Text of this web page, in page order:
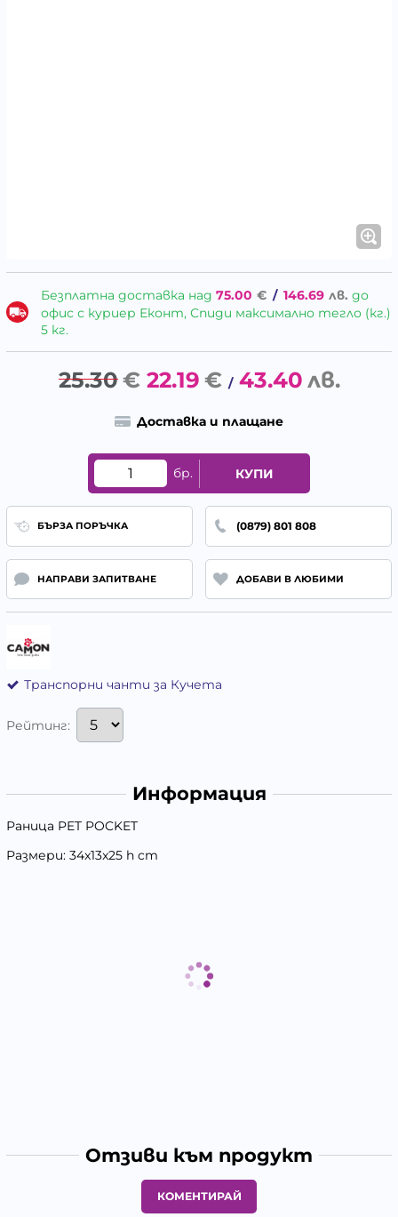
Безплатна доставка над 75.00 € / 146.69 лв. до
офис с куриер Еконт, Спиди максимално тегло (кг.)
5 кг.
25.30€ 22.19 € / 43.40 лв.
Доставка и плащане
бр. КУПИ
БЪРЗА ПОРЪЧКА (0879) 801 808
НАПРАВИ ЗАПИТВАНЕ ДОБАВИ В ЛЮБИМИ
Транспорни чанти за Кучета
Рейтинг:
Информация
Раница PET POCKET
Размери: 34x13x25 h cm
Отзиви към продукт
КОМЕНТИРАЙ